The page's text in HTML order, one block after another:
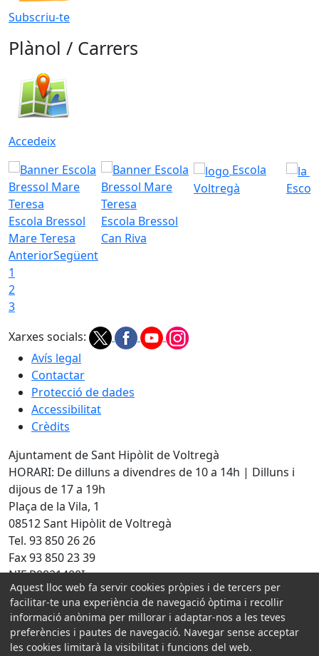
Subscriu-te
Plànol / Carrers
Accedeix
Escola Bressol
Mare Teresa
Escola Bressol
Can Riva
Escola
Voltregà
AnteriorSegüent
1
2
3
Xarxes socials:
Avís legal
Contactar
Protecció de dades
Accessibilitat
Crèdits
Ajuntament de Sant Hipòlit de Voltregà
HORARI: De dilluns a divendres de 10 a 14h | Dilluns i
dijous de 17 a 19h
Plaça de la Vila, 1
08512 Sant Hipòlit de Voltregà
Tel. 93 850 26 26
Fax 93 850 23 39
NIF P0821400I
Amb la col·laboració de:
Aquest lloc web fa servir cookies pròpies i de tercers per
facilitar-te una experiència de navegació òptima i recollir
informació anònima per millorar i adaptar-nos a les teves
preferències i pautes de navegació. Navegar sense acceptar
les cookies limitarà la visibilitat i funcions del web.